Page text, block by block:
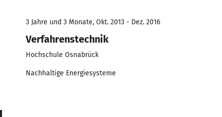
3 Jahre und 3 Monate, Okt. 2013 - Dez. 2016
Verfahrenstechnik
Hochschule Osnabrück
Nachhaltige Energiesysteme